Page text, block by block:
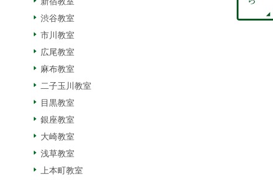
渋谷教室
市川教室
広尾教室
麻布教室
二子玉川教室
目黒教室
銀座教室
大崎教室
浅草教室
上本町教室